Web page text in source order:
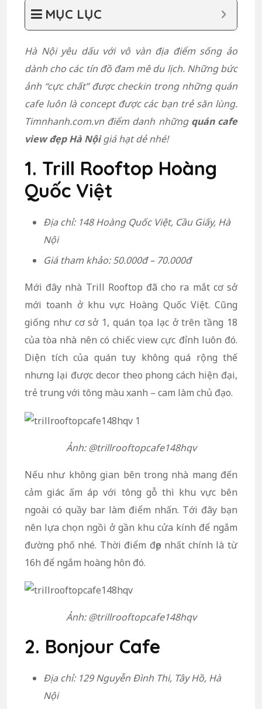
MỤC LỤC
Hà Nội yêu dấu với vô vàn địa điểm sống ảo
dành cho các tín đồ đam mê du lịch. Những bức
ảnh “cực chất” được checkin trong những quán
cafe luôn là concept được các bạn trẻ săn lùng.
Timnhanh.com.vn điểm danh những quán cafe
view đẹp Hà Nộigiá hạt dẻ nhé!
1. Trill Rooftop Hoàng
Quốc Việt
Địa chỉ: 148 Hoàng Quốc Việt, Cầu Giấy, Hà
Nội
Giá tham khảo: 50.000đ – 70.000đ
Mới đây nhà Trill Rooftop đã cho ra mắt cơ sở
mới toanh ở khu vực Hoàng Quốc Việt. Cũng
giống như cơ sở 1, quán tọa lạc ở trên tầng 18
của tòa nhà nên có chiếc view cực đỉnh luôn đó.
Diện tích của quán tuy không quá rộng thế
nhưng lại được decor theo phong cách hiện đại,
trẻ trung với tông màu xanh – cam làm chủ đạo.
Ảnh: @trillrooftopcafe148hqv
Nếu như không gian bên trong nhà mang đến
cảm giác ấm áp với tông gỗ thì khu vực bên
ngoài có quầy bar làm điểm nhấn. Tới đây bạn
nên lựa chọn ngồi ở gần khu cửa kính để ngắm
đường phố nhé. Thời điểm đẹp nhất chính là từ
16h để ngắm hoàng hôn đó.
Ảnh: @trillrooftopcafe148hqv
2. Bonjour Cafe
Địa chỉ: 129 Nguyễn Đình Thi, Tây Hồ, Hà
Nội